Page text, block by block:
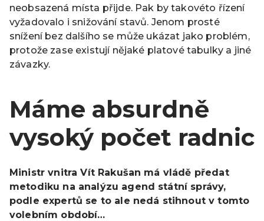
neobsazená místa přijde. Pak by takovéto řízení
vyžadovalo i snižování stavů. Jenom prosté
snížení bez dalšího se může ukázat jako problém,
protože zase existují nějaké platové tabulky a jiné
závazky.
Máme absurdně
vysoký počet radnic
Ministr vnitra Vít Rakušan má vládě předat
metodiku na analýzu agend státní správy,
podle expertů se to ale nedá stihnout v tomto
volebním období…